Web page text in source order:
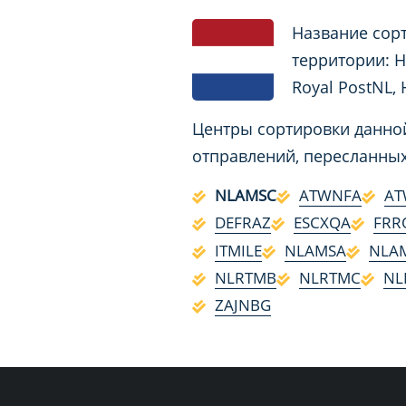
Название
территории:
Royal
Центры сортировки
отправлений,
NLAMSC ATWNFA
DEFRAZ
ESCXQA
ITMILE
NLAMSA
NLRTMB
NLRTMC
ZAJNBG